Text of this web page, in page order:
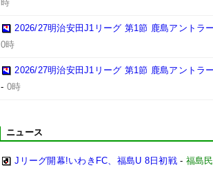
時
2026/27明治安田J1リーグ 第1節 鹿島アントラ
0時
2026/27明治安田J1リーグ 第1節 鹿島アントラ
- 0時
ニュース
Jリーグ開幕!いわきFC、福島U 8日初戦- 福島